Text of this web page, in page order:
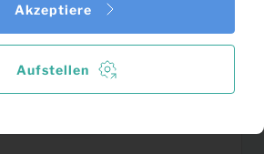
Aufstellen
Akzeptiere